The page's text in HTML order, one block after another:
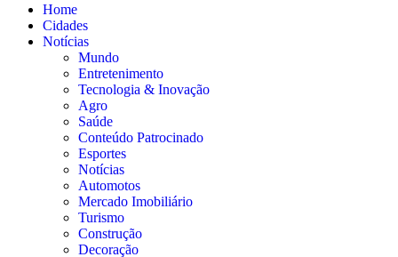
Home
Cidades
Notícias
Mundo
Entretenimento
Tecnologia & Inovação
Agro
Saúde
Conteúdo Patrocinado
Esportes
Notícias
Automotos
Mercado Imobiliário
Turismo
Construção
Decoração